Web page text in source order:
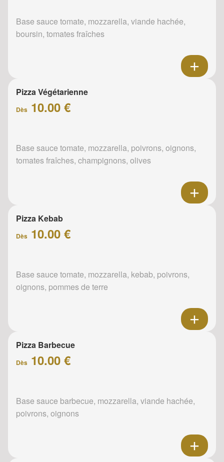
Base sauce tomate, mozzarella, viande hachée,
boursin, tomates fraîches
Pizza Végétarienne
Dès 10.00 €
Base sauce tomate, mozzarella, poivrons, oignons,
tomates fraîches, champignons, olives
Pizza Kebab
Dès 10.00 €
Base sauce tomate, mozzarella, kebab, poivrons,
oignons, pommes de terre
Pizza Barbecue
Dès 10.00 €
Base sauce barbecue, mozzarella, viande hachée,
poivrons, oignons